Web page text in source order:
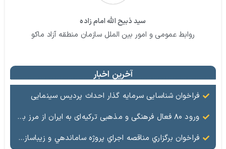
سید ذبیح الله امام زاده
روابط عمومی و امور بین الملل سازمان منطقه آزاد ماکو
آخرین اخبار
فراخوان شناسایی سرمایه گذار احداث پردیس سینمایی
ورود ۸۰ فعال فرهنگی و مذهبی ترکیه‌ای به ایران از مرز بازرگان
فراخوان برگزاري مناقصه اجراي پروژه ساماندهي و زيباسازي بلوار پليس راه ماكو